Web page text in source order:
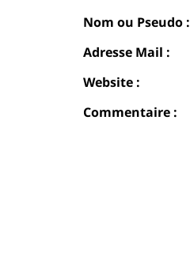
Nom ou Pseudo :
Adresse Mail :
Website :
Commentaire :